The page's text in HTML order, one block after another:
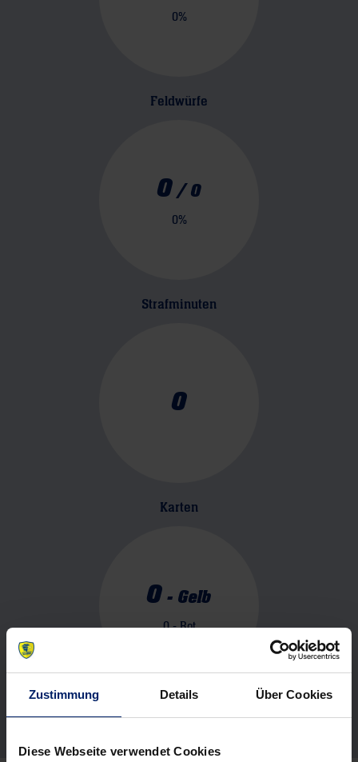
Zustimmung Details Über Cookies
Diese Webseite verwendet Cookies
0%
Feldwürfe
0/ 0
0%
Strafminuten
0
Karten
0 - Gelb
0- Rot